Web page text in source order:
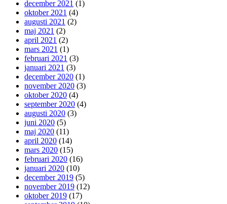
december 2021 (1)
oktober 2021 (4)
augusti 2021 (2)
maj 2021 (2)
april 2021 (2)
mars 2021 (1)
februari 2021 (3)
januari 2021 (3)
december 2020 (1)
november 2020 (3)
oktober 2020 (4)
september 2020 (4)
augusti 2020 (3)
juni 2020 (5)
maj 2020 (11)
april 2020 (14)
mars 2020 (15)
februari 2020 (16)
januari 2020 (10)
december 2019 (5)
november 2019 (12)
oktober 2019 (17)